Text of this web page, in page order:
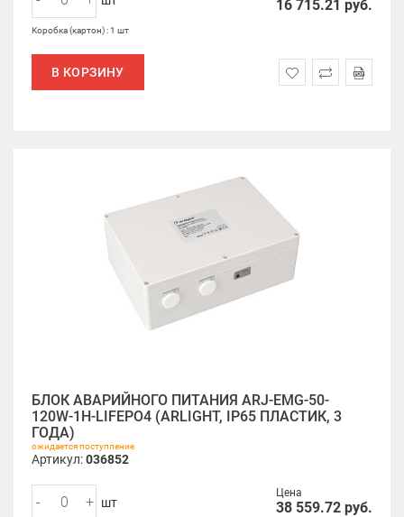
16 715.21 руб.
Коробка (картон) : 1 шт
В КОРЗИНУ
БЛОК АВАРИЙНОГО ПИТАНИЯ ARJ-EMG-50-
120W-1H-LIFEPO4 (ARLIGHT, IP65 ПЛАСТИК, 3
ГОДА)
ожидается поступление
Артикул:036852
Цена
38 559.72 руб.
- + шт